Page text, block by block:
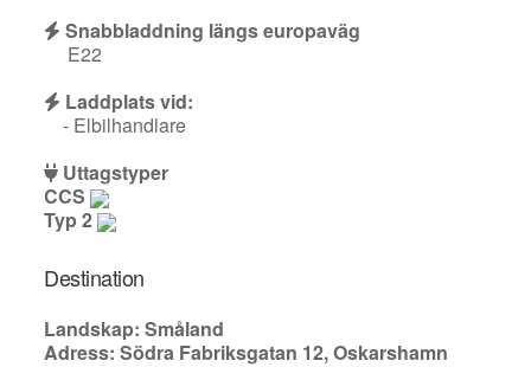
Snabbladdning längs europaväg
E22
Laddplats vid:
- Elbilhandlare
Uttagstyper
CCS
Typ 2
Destination
Landskap: Småland
Adress: Södra Fabriksgatan 12, Oskarshamn